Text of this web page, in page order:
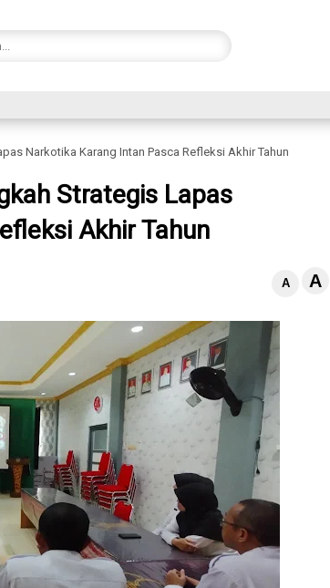
Narkotika Karang Intan Pasca Refleksi Akhir Tahun
Strategis Lapas
Akhir Tahun
A A